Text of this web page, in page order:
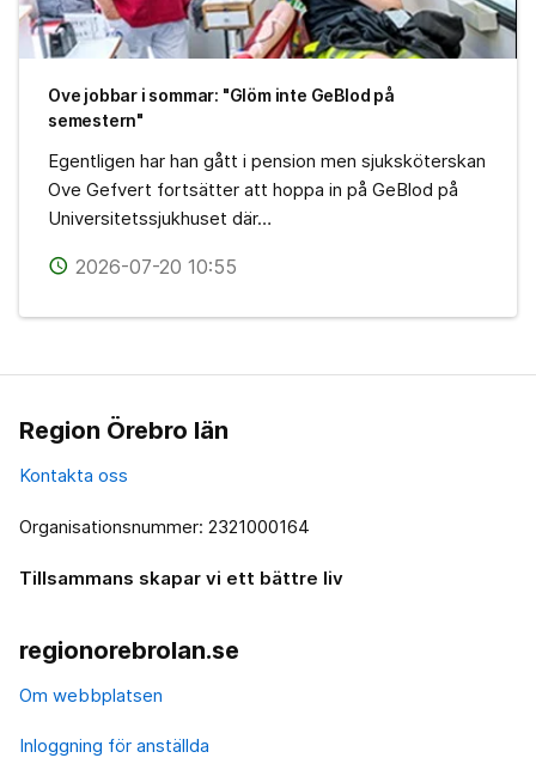
Ove jobbar i sommar: "Glöm inte GeBlod på
semestern"
Egentligen har han gått i pension men sjuksköterskan
Ove Gefvert fortsätter att hoppa in på GeBlod på
Universitetssjukhuset där…
access_time 2026-07-20 10:55
Region Örebro län
Kontakta oss
Organisationsnummer: 2321000164
Tillsammans skapar vi ett bättre liv
regionorebrolan.se
Om webbplatsen
Inloggning för anställda